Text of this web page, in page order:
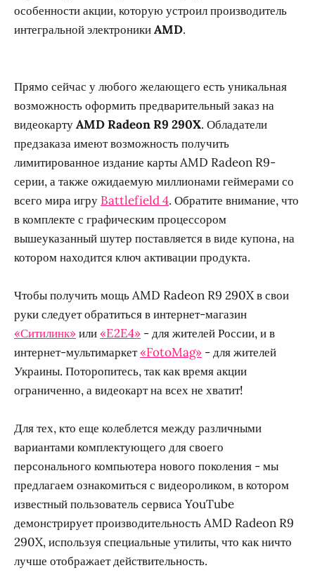
особенности акции, которую устроил производитель
интегральной электроникиAMD.
Прямо сейчас у любого желающего есть уникальная
возможность оформить предварительный заказ на
видеокартуAMD Radeon R9 290X. Обладатели
предзаказа имеют возможность получить
лимитированное издание карты AMD Radeon R9-
серии, а также ожидаемую миллионами геймерами со
всего мира игру Battlefield 4. Обратите внимание, что
в комплекте с графическим процессором
вышеуказанный шутер поставляется в виде купона, на
котором находится ключ активации продукта.
Чтобы получить мощь AMD Radeon R9 290X в свои
руки следует обратиться в интернет-магазин
«Ситилинк»или«E2E4» - для жителей России, и в
интернет-мультимаркет«FotoMag» - для жителей
Украины. Поторопитесь, так как время акции
ограниченно, а видеокарт на всех не хватит!
Для тех, кто еще колеблется между различными
вариантами комплектующего для своего
персонального компьютера нового поколения - мы
предлагаем ознакомиться с видеороликом, в котором
известный пользователь сервиса YouTube
демонстрирует производительность AMD Radeon R9
290X, используя специальные утилиты, что как ничто
лучше отображает действительность.